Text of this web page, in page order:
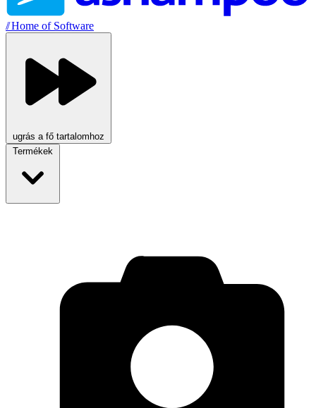
//Home of Software
ugrás a fő tartalomhoz
Termékek